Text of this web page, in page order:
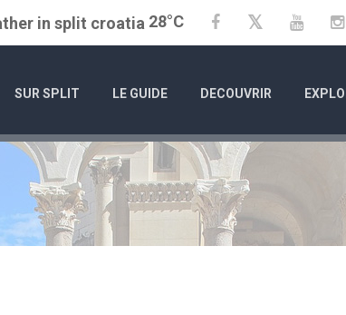
28°C FacebookTwitter
SUR SPLIT LE GUIDE DECOUVRIR